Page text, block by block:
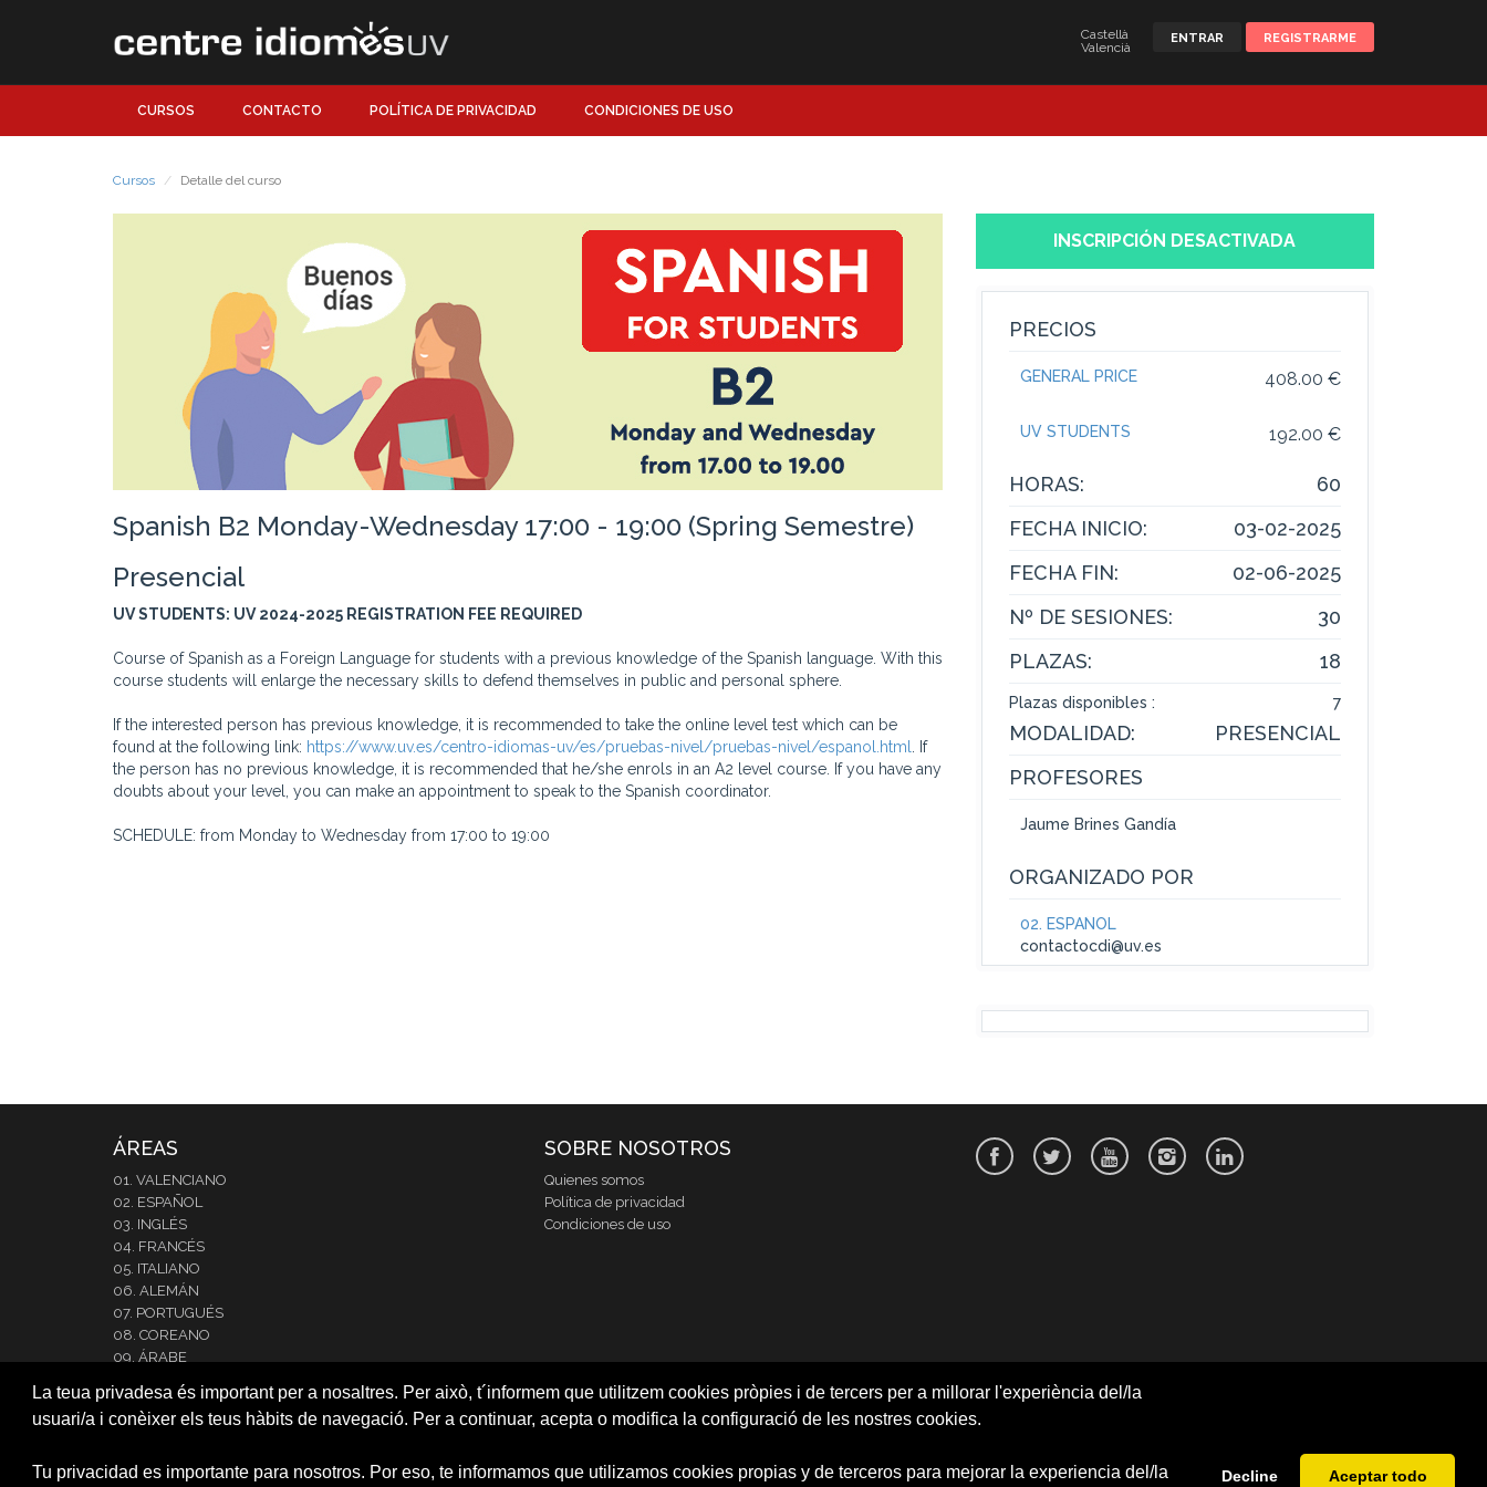
La teua privadesa és important per a nosaltres. Per això, t´informem que utilitzem cookies pròpies i de tercers per a millorar l'experiència del/la
usuari/a i conèixer els teus hàbits de navegació. Per a continuar, acepta o modifica la configuració de les nostres cookies.
Tu privacidad es importante para nosotros. Por eso, te informamos que utilizamos cookies propias y de terceros para mejorar la experiencia del/la Decline Aceptar todo
ENTRAR REGISTRARME
Castellà
Valencià
CURSOS CONTACTO POLÍTICA DE PRIVACIDAD CONDICIONES DE USO
Cursos Detalle del curso
Spanish B2 Monday-Wednesday 17:00 - 19:00 (Spring Semestre)
Presencial
UV STUDENTS: UV 2024-2025 REGISTRATION FEE REQUIRED
Course of Spanish as a Foreign Language for students with a previous knowledge of the Spanish language. With this
course students will enlarge the necessary skills to defend themselves in public and personal sphere.
If the interested person has previous knowledge, it is recommended to take the online level test which can be
found at the following link: https://www.uv.es/centro-idiomas-uv/es/pruebas-nivel/pruebas-nivel/espanol.html. If
the person has no previous knowledge, it is recommended that he/she enrols in an A2 level course. If you have any
doubts about your level, you can make an appointment to speak to the Spanish coordinator.
SCHEDULE: from Monday to Wednesday from 17:00 to 19:00
INSCRIPCIÓN DESACTIVADA
PRECIOS
408.00 €
GENERAL PRICE
192.00 €
UV STUDENTS
HORAS:
60
FECHA INICIO:
03-02-2025
FECHA FIN:
02-06-2025
Nº DE SESIONES:
30
PLAZAS:
18
Plazas disponibles : 7
MODALIDAD:
PRESENCIAL
PROFESORES
Jaume Brines Gandía
ORGANIZADO POR
02. ESPAÑOL
contactocdi@uv.es
ÁREAS
01. VALENCIANO
02. ESPAÑOL
03. INGLÉS
04. FRANCÉS
05. ITALIANO
06. ALEMÁN
07. PORTUGUÉS
08. COREANO
09. ÁRABE
11. RUSO
12.NEERLANDÉS
14. INTENSIVE SPANISH
SOBRE NOSOTROS
Quienes somos
Política de privacidad
Condiciones de uso